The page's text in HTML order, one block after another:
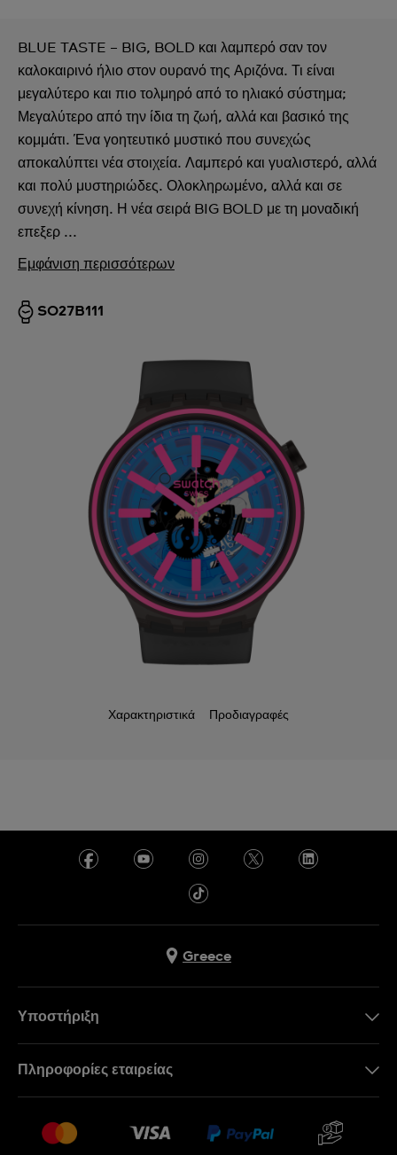
BLUE TASTE – BIG, BOLD και λαμπερό σαν τον
καλοκαιρινό ήλιο στον ουρανό της Αριζόνα. Τι είναι
μεγαλύτερο και πιο τολμηρό από το ηλιακό σύστημα;
Μεγαλύτερο από την ίδια τη ζωή, αλλά και βασικό της
κομμάτι. Ένα γοητευτικό μυστικό που συνεχώς
αποκαλύπτει νέα στοιχεία. Λαμπερό και γυαλιστερό, αλλά
και πολύ μυστηριώδες. Ολοκληρωμένο, αλλά και σε
συνεχή κίνηση. Η νέα σειρά BIG BOLD με τη μοναδική
επεξερ ...
Εμφάνιση περισσότερων
SO27B111
Χαρακτηριστικά Προδιαγραφές
Greece
Υποστήριξη
Επιστροφές
Πληροφορίες εταιρείας
Θέσεις Εργασίας